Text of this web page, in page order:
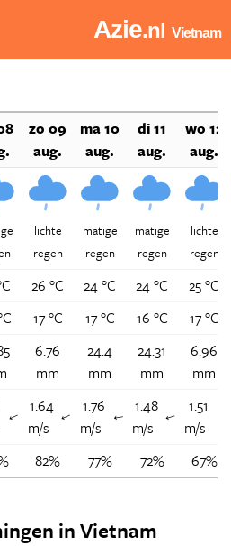
Azie.nl Vietnam
zo 09
aug.
ma 10
aug.
di 11
aug.
wo 12
aug.
lichte
regen
matige
regen
matige
regen
lichte
regen
26 °C 24 °C 24 °C 25 °C
17 °C 17 °C 16 °C 17 °C
6.76
mm
24.4
mm
24.31
mm
6.96
mm
↑
1.64
m/s
↑
1.76
m/s
↑
1.48
m/s
↑
1.51
m/s
82% 77% 72% 67%
in Vietnam